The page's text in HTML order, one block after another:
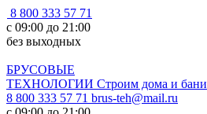
8 800 333 57 71
с 09:00 до 21:00
без выходных
БРУСОВЫЕ
ТЕХНОЛОГИИ Строим дома и бани
8 800 333 57 71 brus-teh@mail.ru